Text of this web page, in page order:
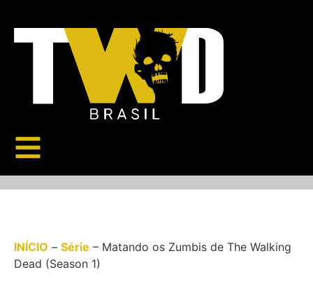
INÍCIO – Série – Matando os Zumbis de The Walking
Dead (Season 1)